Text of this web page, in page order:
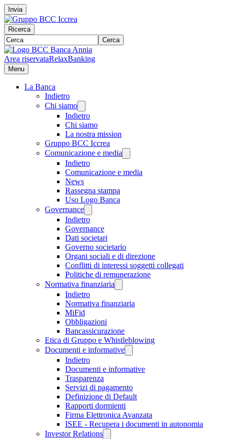
Invia
Ricerca
Cerca
Area riservataRelaxBanking
Menu
La Banca
Indietro
Chi siamo
Indietro
Chi siamo
La nostra mission
Gruppo BCC Iccrea
Comunicazione e media
Indietro
Comunicazione e media
News
Rassegna stampa
Uso Logo Banca
Governance
Indietro
Governance
Dati societari
Governo societario
Organi sociali e di direzione
Conflitti di interessi soggetti collegati
Politiche di remunerazione
Normativa finanziaria
Indietro
Normativa finanziaria
MiFid
Obbligazioni
Bancassicurazione
Etica di Gruppo e Whistleblowing
Documenti e informative
Indietro
Documenti e informative
Trasparenza
Servizi di pagamento
Definizione di Default
Rapporti dormienti
Firma Elettronica Avanzata
ISEE - Recupera i documenti in autonomia
Investor Relations